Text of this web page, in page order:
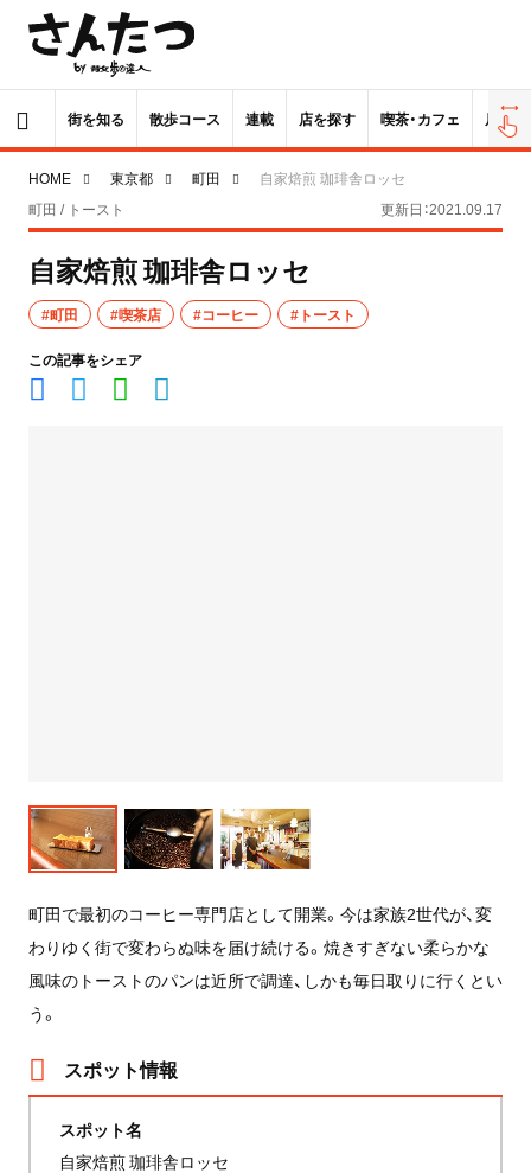
街を知る 散歩コース 連載 店を探す 喫茶・カフェ 居酒屋
HOME 東京都 町田
自家焙煎 珈琲舎ロッセ
町田 / トースト
更新日：2021.09.17
自家焙煎 珈琲舎ロッセ
#町田 #喫茶店 #コーヒー #トースト
この記事をシェア
町田で最初のコーヒー専門店として開業。今は家族2世代が、変
わりゆく街で変わらぬ味を届け続ける。焼きすぎない柔らかな
風味のトーストのパンは近所で調達、しかも毎日取りに行くとい
う。
スポット情報
スポット名
自家焙煎 珈琲舎ロッセ